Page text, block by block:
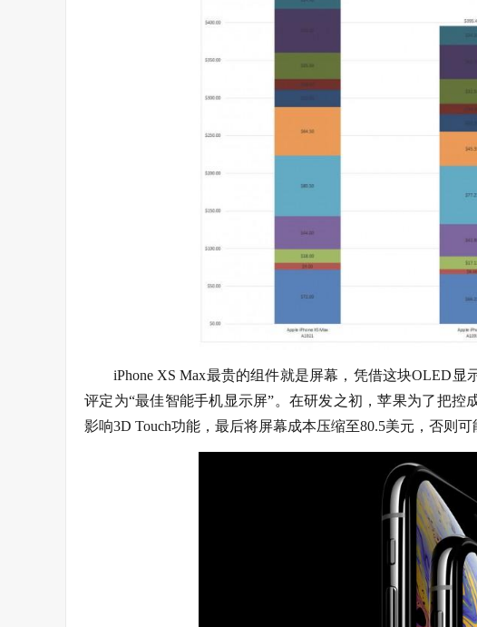
iPhone XS Max最贵的组件就是屏幕，凭借这块OLED显
评定为“最佳智能手机显示屏”。在研发之初，苹果为了把控
影响3D Touch功能，最后将屏幕成本压缩至80.5美元，否则可